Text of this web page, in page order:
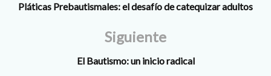
Pláticas Prebautismales: el desafío de catequizar adultos
Siguiente
El Bautismo: un inicio radical